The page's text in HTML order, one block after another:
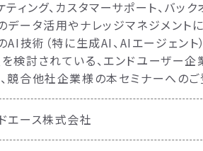
ティング、カスタマーサポート、バッ
データ活用やナレッジマネジメン
AI技術（特に生成AI、AIエージェン
検討されている、エンドユーザー企
競合他社企業様の本セミナーへのご
エース株式会社